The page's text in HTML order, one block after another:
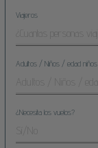
Viajeros
Adultos / Niños / edad niños
¿Necesita los vuelos?